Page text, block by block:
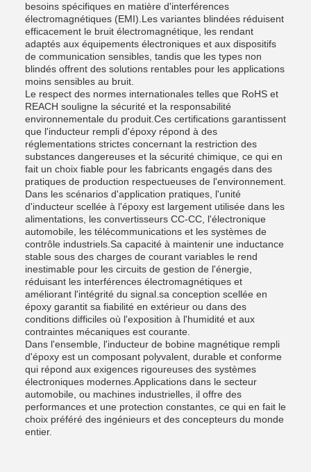
besoins spécifiques en matière d'interférences
électromagnétiques (EMI).Les variantes blindées réduisent
efficacement le bruit électromagnétique, les rendant
adaptés aux équipements électroniques et aux dispositifs
de communication sensibles, tandis que les types non
blindés offrent des solutions rentables pour les applications
moins sensibles au bruit.
Le respect des normes internationales telles que RoHS et
REACH souligne la sécurité et la responsabilité
environnementale du produit.Ces certifications garantissent
que l'inducteur rempli d'époxy répond à des
réglementations strictes concernant la restriction des
substances dangereuses et la sécurité chimique, ce qui en
fait un choix fiable pour les fabricants engagés dans des
pratiques de production respectueuses de l'environnement.
Dans les scénarios d'application pratiques, l'unité
d'inducteur scellée à l'époxy est largement utilisée dans les
alimentations, les convertisseurs CC-CC, l'électronique
automobile, les télécommunications et les systèmes de
contrôle industriels.Sa capacité à maintenir une inductance
stable sous des charges de courant variables le rend
inestimable pour les circuits de gestion de l'énergie,
réduisant les interférences électromagnétiques et
améliorant l'intégrité du signal.sa conception scellée en
époxy garantit sa fiabilité en extérieur ou dans des
conditions difficiles où l'exposition à l'humidité et aux
contraintes mécaniques est courante.
Dans l'ensemble, l'inducteur de bobine magnétique rempli
d'époxy est un composant polyvalent, durable et conforme
qui répond aux exigences rigoureuses des systèmes
électroniques modernes.Applications dans le secteur
automobile, ou machines industrielles, il offre des
performances et une protection constantes, ce qui en fait le
choix préféré des ingénieurs et des concepteurs du monde
entier.